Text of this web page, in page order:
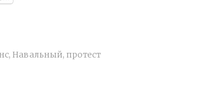
,Навальный, протест